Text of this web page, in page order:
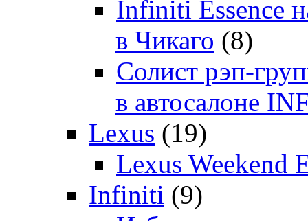
Infiniti Essence
в Чикаго (8)
Солист рэп-
в автосалоне
Lexus (19)
Lexus Weekend
Infiniti (9)